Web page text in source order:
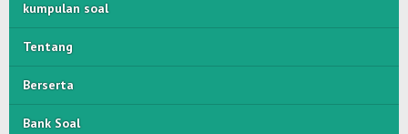
kumpulan soal
Tentang
Berserta
Bank Soal